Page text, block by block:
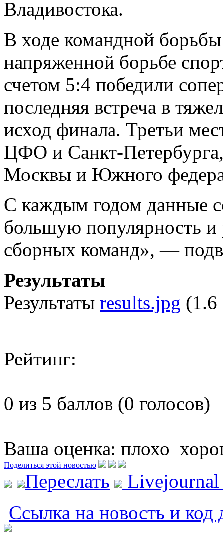
Владивостока.
В ходе командной
напряженной борьбе
счетом 5:4 победили
последняя встреча в
исход финала. Третьи
ЦФО и Санкт-
Москвы и Южного
С каждым годом данные
большую популярность и
сборных команд», —
Результаты
Результаты results.jpg
Рейтинг:
0 из 5 баллов (0 голосов)
Ваша оценка: плохо
Поделиться этой новостью
Переслать
Ссылка на новость и код